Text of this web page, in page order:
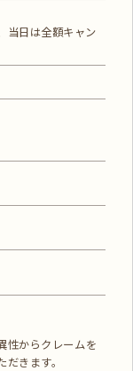
当日は全額キャン
性からクレームを
きます。